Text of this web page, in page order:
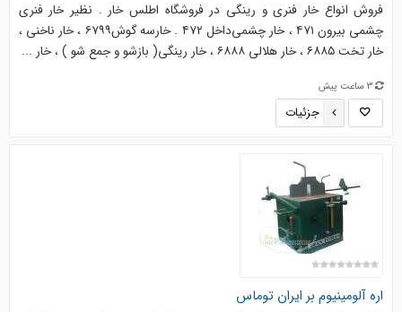
فروش انواع خار فنری و رینگی در فروشگاه اطلس خار . نظیر خار فنری
چشمی بیرون ۴۷۱ ، خار چشمی‌داخل ۴۷۲ . خار‌سه گوش‌۶۷۹۹ ، خار ناخنی ،
خار تخت ۶۸۸۵ ، خار هلالی ۶۸۸۸ ، خار رینگی‌( بازشو و جمع شو ) ، خار ...
3 ساعت پیش
جزئیات
اره آلومينيوم بر ايران توماس